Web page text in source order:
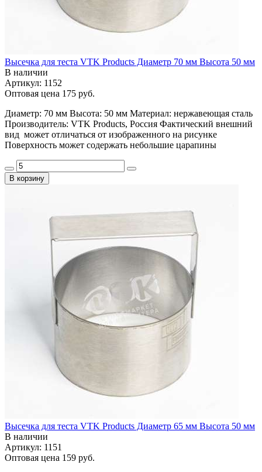
Высечка для теста VTK Products Диаметр 70 мм Высота 50 мм
В наличии
Артикул: 1152
Оптовая цена 175 руб.
Диаметр: 70 мм Высота: 50 мм Материал: нержавеющая сталь
Производитель: VTK Products, Россия Фактический внешний
вид может отличаться от изображенного на рисунке
Поверхность может содержать небольшие царапины
В корзину
Высечка для теста VTK Products Диаметр 65 мм Высота 50 мм
В наличии
Артикул: 1151
Оптовая цена 159 руб.